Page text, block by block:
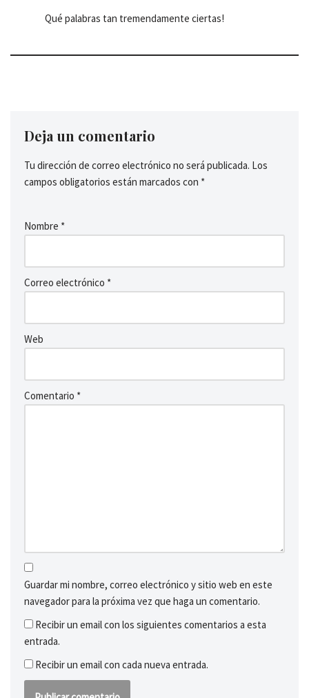
Qué palabras tan tremendamente ciertas!
Deja un comentario
Tu dirección de correo electrónico no será publicada. Los
campos obligatorios están marcados con *
Nombre *
Correo electrónico *
Web
Comentario *
Guardar mi nombre, correo electrónico y sitio web en este
navegador para la próxima vez que haga un comentario.
Recibir un email con los siguientes comentarios a esta
entrada.
Recibir un email con cada nueva entrada.